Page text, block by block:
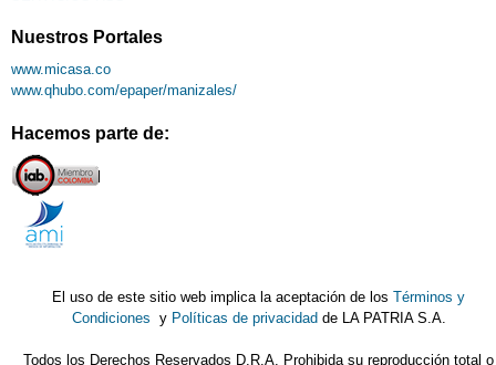
Nuestros Portales
www.micasa.co
www.qhubo.com/epaper/manizales/
Hacemos parte de:
El uso de este sitio web implica la aceptación de losTérminos y
Condiciones y Políticas de privacidad de LA PATRIA S.A.
Todos los Derechos Reservados D.R.A. Prohibida su reproducción total o